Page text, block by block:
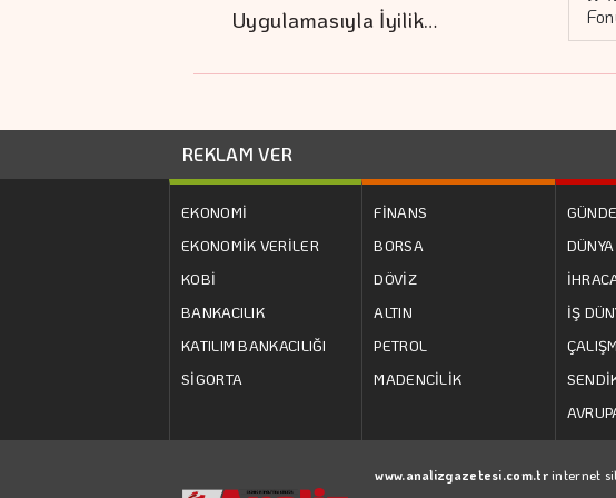
Uygulamasıyla İyilik…
REKLAM VER
EKONOMİ
EKONOMİK VERİLER
KOBİ
BANKACILIK
KATILIM BANKACILIĞI
SİGORTA
FİNANS
BORSA
DÖVİZ
ALTIN
PETROL
MADENCİLİK
DÜNYA
İŞ
www.analizgazetesi.com.trinternet